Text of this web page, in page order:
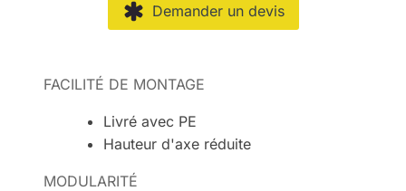
Demander un devis
FACILITÉ DE MONTAGE
Livré avec PE
Hauteur d'axe réduite
MODULARITÉ